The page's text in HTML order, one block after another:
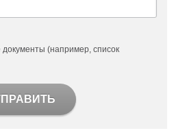
(например, список